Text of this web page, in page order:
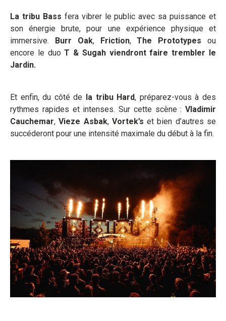
La tribu Bass fera vibrer le public avec sa puissance et
son énergie brute, pour une expérience physique et
immersive. Burr Oak, Friction,The Prototypes ou
encore le duoT & Sugah viendront faire trembler le
Jardin.
Et enfin, du côté de la tribu Hard, préparez-vous à des
rythmes rapides et intenses. Sur cette scène : Vladimir
Cauchemar,Vieze Asbak, Vortek’s et bien d’autres se
succéderont pour une intensité maximale du début à la fin.